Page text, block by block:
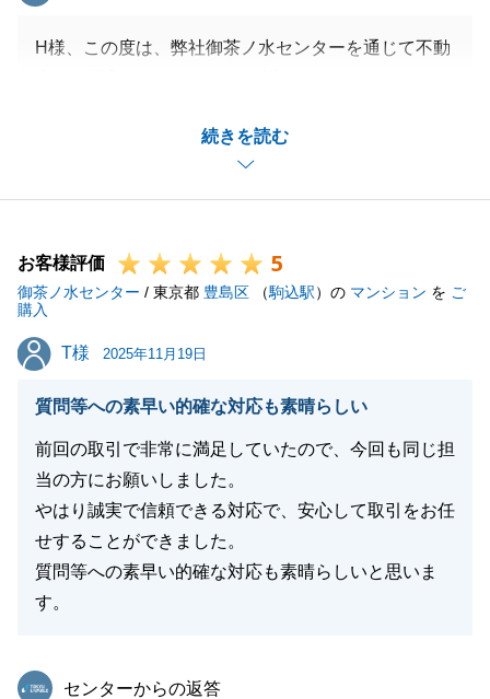
続きを読む
H様、この度は、弊社御茶ノ水センターを通じて不動
ご購入手続きを進めるにあたり、H様にご協力いただ
くとこが多くございましたが、いつも早急にご対応い
ただけましたのでスムーズに手続きを進めることがで
今後とも何卒よろしくお願いいたします。
お客様評価 5
御茶ノ水センター / 東京都 豊島区 （駒込駅）の マンション を ご
購入
T様
T様 2025年11月19日
質問等への素早い的確な対応も素晴らしい
前回の取引で非常に満足していたので、今回も同じ担
当の方にお願いしました。
やはり誠実で信頼できる対応で、安心して取引をお任
せすることができました。
質問等への素早い的確な対応も素晴らしいと思いま
す。
東急リバブル
センターからの返答